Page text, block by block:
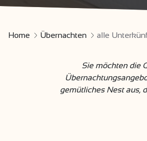
Home Übernachten alle
Sie möchten die
gemütliches Nest aus,